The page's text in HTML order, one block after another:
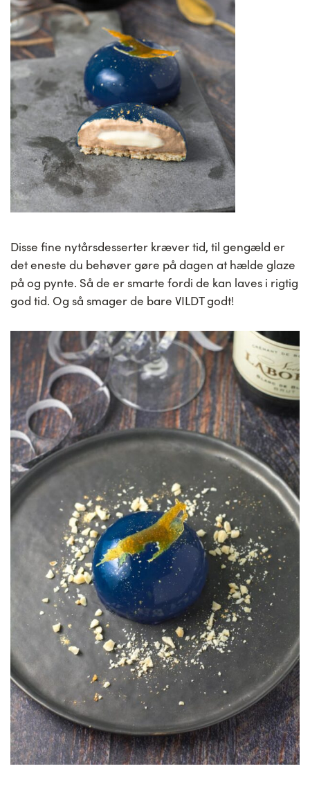
Disse fine nytårsdesserter kræver tid, til gengæld er
det eneste du behøver gøre på dagen at hælde glaze
på og pynte. Så de er smarte fordi de kan laves i rigtig
god tid. Og så smager de bare VILDT godt!